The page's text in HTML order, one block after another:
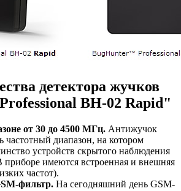
детектора жучков
BH-02 Rapid"
от 30 до 4500 МГц. Антижучок
частотный диапазон, на котором
устройств скрытого наблюдения
имеются встроенная и внешняя
частот).
фильтр. На сегодняшний день GSM-